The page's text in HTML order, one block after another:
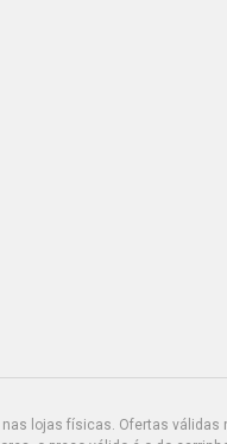
lojas físicas. Ofertas